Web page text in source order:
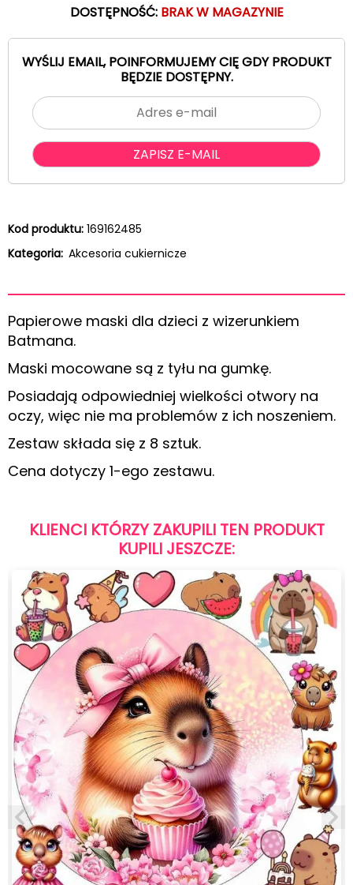
DOSTĘPNOŚĆ: BRAK W MAGAZYNIE
WYŚLIJ EMAIL, POINFORMUJEMY CIĘ GDY PRODUKT
BĘDZIE DOSTĘPNY.
Kod produktu: 169162485
Kategoria: Akcesoria cukiernicze
Papierowe maski dla dzieci z wizerunkiem
Batmana.
Maski mocowane są z tyłu na gumkę.
Posiadają odpowiedniej wielkości otwory na
oczy, więc nie ma problemów z ich noszeniem.
Zestaw składa się z 8 sztuk.
Cena dotyczy 1-ego zestawu.
KLIENCI KTÓRZY ZAKUPILI TEN PRODUKT
KUPILI JESZCZE: